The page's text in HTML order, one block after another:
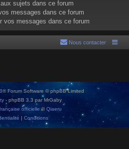
sujets dans ce forum
messages dans ce forum
vos messages dans ce forum
Nous contacter
® Forum Software © phpBB Limited
- phpBB 3.3 par MrGaby
officielle ©Qiaeru
| Conditions